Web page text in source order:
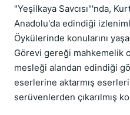
"Yeşilkaya Savcısı"'nda,
Anadolu'da edindiği
Öykülerinde konularını
Görevi gereği mahkemelik
mesleği alandan edindiği
eserlerine aktarmış
serüvenlerden çıkarılmış